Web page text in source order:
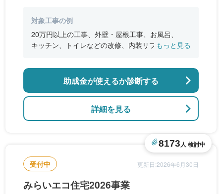
対象工事の例
20万円以上の工事、外壁・屋根工事、お風呂、
キッチン、トイレなどの改修、内装リフォーム、
もっと見る
詳細を見る
助成金が使えるか診断する
受付中 更新日:2026年6月30日
みらいエコ住宅2026事業
8173人 検討中